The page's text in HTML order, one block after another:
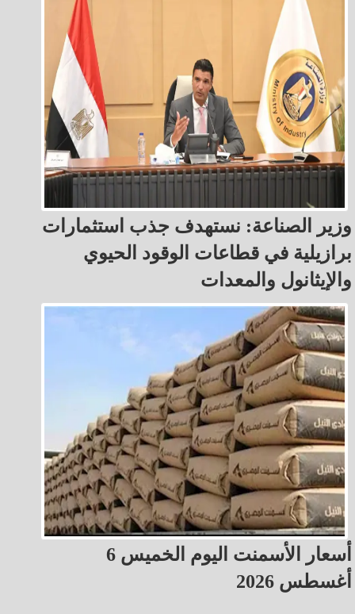
وزير الصناعة: نستهدف جذب استثمارات
برازيلية في قطاعات الوقود الحيوي
والإيثانول والمعدات
أسعار الأسمنت اليوم الخميس 6
أغسطس 2026